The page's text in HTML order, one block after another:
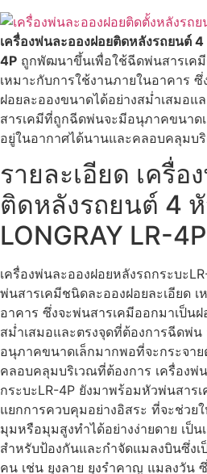
เครื่องพ่นละอองฝอยติดหลังรถยนต์
4P ถูกพัฒนาขึ้นเพื่อใช้ฉีดพ่นสารเค
เหมาะกับการใช้งานภายในอาคาร
ฝอยละอองขนาดได้อย่างสม่ำเสมอแ
สารเคมีที่ถูกฉีดพ่นจะมีอนุภาคขนาด
อยู่ในอากาศได้นานและคลอบคลุมบ
รายละเอียด เครื่อ
ติดหลังรถยนต์ 4
LONGRAY LR-4P
เครื่องพ่นละอองฝอยหลังรถกระบะ
พ่นสารเคมีชนิดละอองฝอยละเอียด
อาคาร ซึ่งจะพ่นสารเคมีออกมาเป็น
สม่ำเสมอและตรงจุดที่ต้องการฉีดพ่
อนุภาคขนาดเล็กมากพอที่จะกระจา
คลอบคลุมบริเวณที่ต้องการ เครื่องพ่
กระบะLR-4P ยังมาพร้อมหัวพ่นสาร
แยกการควบคุมอย่างอิสระ ที่จะช่วย
มุมหรือมุมสูงทำได้อย่างง่ายดาย เป็
สำหรับป้องกันและกำจัดแมลงบินซึ่ง
คน เช่น ยุงลาย ยุงรำคาญ แมลงวัน